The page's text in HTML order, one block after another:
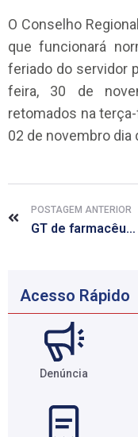
O Conselho
que funcionará
feriado do servidor
feira, 30 de
retomados na
02 de novembro dia
POSTAGEM ANTERIOR
GT de farmacêuticos proprietários se reúne com diretoria do CRF/AL
Acesso Rápido
Denúncia